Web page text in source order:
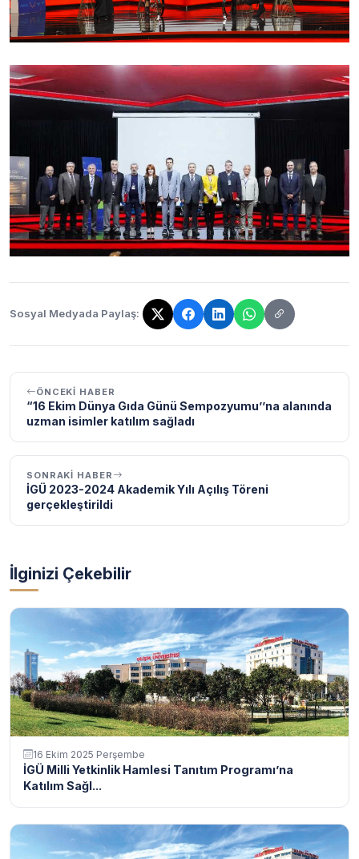
Sosyal Medyada Paylaş:
Bağlantı kopyalandı!
ÖNCEKI HABER
“16 Ekim Dünya Gıda Günü Sempozyumu’’na alanında
uzman isimler katılım sağladı
SONRAKI HABER
İGÜ 2023-2024 Akademik Yılı Açılış Töreni
gerçekleştirildi
İlginizi Çekebilir
16 Ekim 2025 Perşembe
İGÜ Milli Yetkinlik Hamlesi Tanıtım Programı’na
Katılım Sağl...